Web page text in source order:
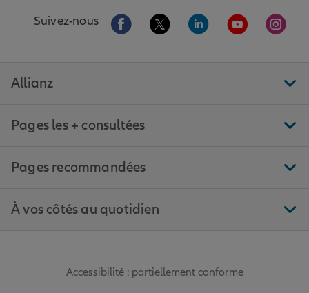
Suivez-nous Aller sur la page Facebook de Allianz
Aller sur la page Twitter de
Aller sur la page
Aller sur la
Aller
Allianz
Pages les + consultées
Pages recommandées
À vos côtés au quotidien
Accessibilité : partiellement conforme